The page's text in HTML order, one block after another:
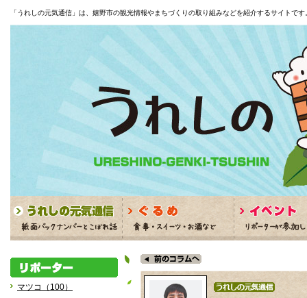
「うれしの元気通信」は、嬉野市の観光情報やまちづくりの取り組みなどを紹介するサイトです
マツコ（100）